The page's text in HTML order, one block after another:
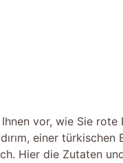
vor, wie Sie
einer
Hier die Zutaten